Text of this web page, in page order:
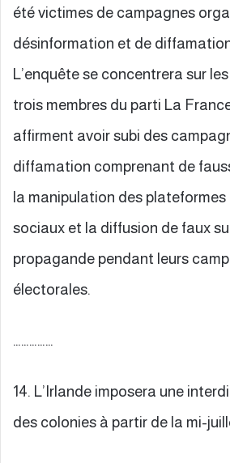
été victimes de campagnes
désinformation et de
L’enquête se concentrera sur
trois membres du parti La
affirment avoir subi des
diffamation comprenant de
la manipulation des plateformes
sociaux et la diffusion de faux
propagande pendant leurs
électorales.
……………
14. L’Irlande imposera une
des colonies à partir de la mi-